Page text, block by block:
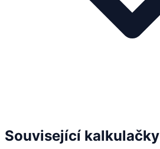
Související kalkulačky